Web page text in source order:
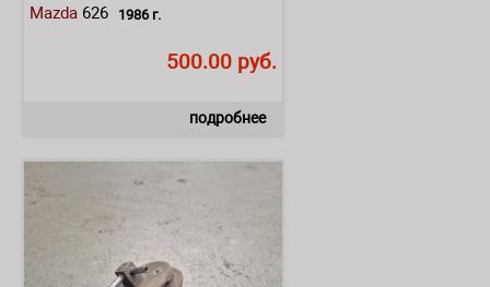
Mazda 626 1986 г.
500.00 руб.
подробнее